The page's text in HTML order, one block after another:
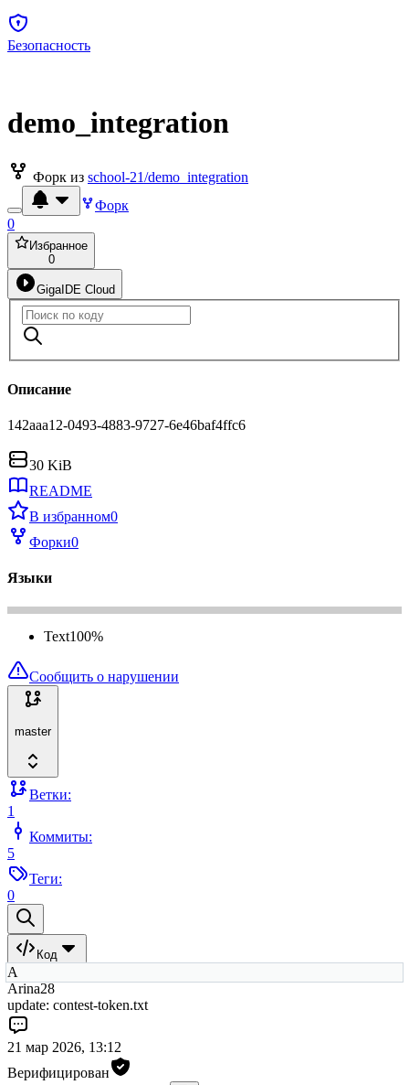
Безопасность
demo_integration
Форк из school-21/demo_integration
Форк
0
Избранное
0
GigaIDE Cloud
Описание
142aaa12-0493-4883-9727-6e46baf4ffc6
30 KiB
README
В избранном0
Форки0
Языки
Text100%
Сообщить о нарушении
master
Ветки:
1
Коммиты:
5
Теги:
0
Код
A
Arina28
update: contest-token.txt
21 мар 2026, 13:12
Верифицирован